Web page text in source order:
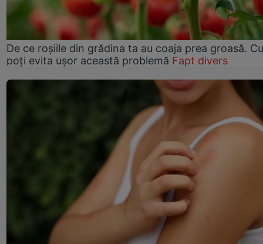
De ce roșiile din grădina ta au coaja prea groasă.
poți evita ușor această problemă Fapt divers